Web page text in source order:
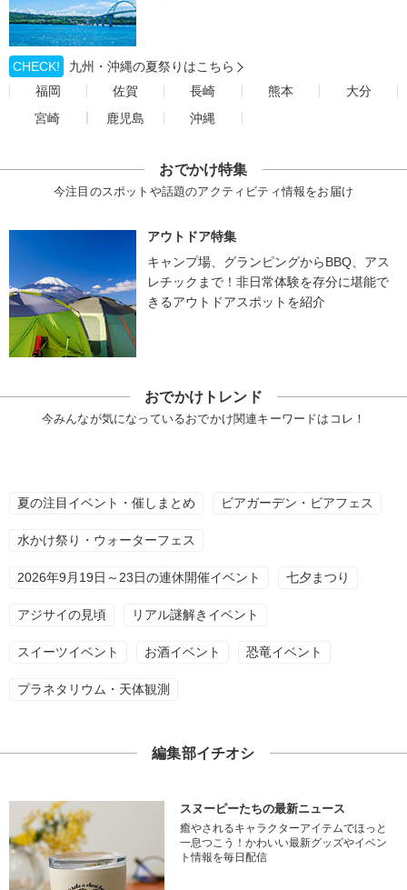
CHECK!
九州・沖縄の夏祭りはこちら
福岡
佐賀 長崎 熊本
大分
宮崎
鹿児島 沖縄
おでかけ特集
今注目のスポットや話題のアクティビティ情報をお届け
アウトドア特集
キャンプ場、グランピングからBBQ、アス
レチックまで！非日常体験を存分に堪能で
きるアウトドアスポットを紹介
おでかけトレンド
今みんなが気になっているおでかけ関連キーワードはコレ！
夏の注目イベント・催しまとめ ビアガーデン・ビアフェス
水かけ祭り・ウォーターフェス
2026年9月19日～23日の連休開催イベント 七夕まつり
アジサイの見頃 リアル謎解きイベント
スイーツイベント お酒イベント 恐竜イベント
プラネタリウム・天体観測
編集部イチオシ
スヌーピーたちの最新ニュース
癒やされるキャラクターアイテムでほっと
一息つこう！かわいい最新グッズやイベン
ト情報を毎日配信